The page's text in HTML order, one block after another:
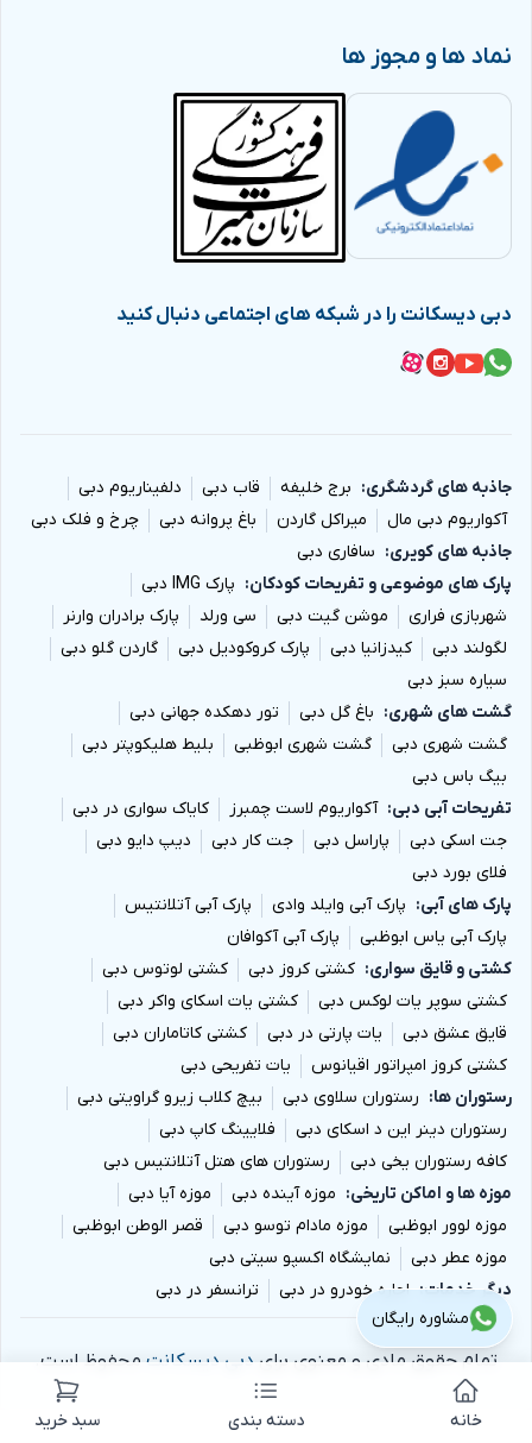
نماد ها و مجوز ها
دبی دیسکانت را در شبکه های اجتماعی دنبال کنید
جاذبه های گردشگری برج خلیفه قاب دبی
دلفیناریوم دبی
آکواریوم دبی مال
میراکل گاردن باغ پروانه دبی
چرخ و فلک دبی
جاذبه های کویری
سافاری دبی
پارک های موضوعی و تفریحات کودکان
پارک IMG دبی
شهربازی فراری
موشن گیت دبی سی ورلد
پارک برادران وارنر
لگولند دبی
کیدزانیا دبی پارک کروکودیل دبی
گاردن گلو دبی
سیاره سبز دبی
گشت های شهری
باغ گل دبی
تور دهکده جهانی دبی
گشت شهری دبی
گشت شهری ابوظبی
بلیط هلیکوپتر دبی
بیگ باس دبی
تفریحات آبی دبی
آکواریوم لاست چمبرز
کایاک سواری در دبی
جت اسکی دبی
پاراسل دبی جت کار دبی
دیپ دایو دبی
فلای بورد دبی
پارک های آبی
پارک آبی وایلد وادی
پارک آبی آتلانتیس
پارک آبی یاس ابوظبی
پارک آبی آکوافان
کشتی و قایق سواری
کشتی کروز دبی
کشتی لوتوس دبی
کشتی سوپر یات لوکس دبی
کشتی یات اسکای واکر دبی
قایق عشق دبی
یات پارتی در دبی
کشتی کاتاماران دبی
کشتی کروز امپراتور اقیانوس
یات تفریحی دبی
رستوران ها
رستوران سلاوی دبی
بیچ کلاب زیرو گراویتی دبی
رستوران دینر این د اسکای دبی
فلایینگ کاپ دبی
کافه رستوران یخی دبی
رستوران های هتل آتلانتیس دبی
موزه ها و اماکن تاریخی
موزه آینده دبی
موزه آیا دبی
موزه لوور ابوظبی
موزه مادام توسو دبی
قصر الوطن ابوظبی
موزه عطر دبی
نمایشگاه اکسپو سیتی دبی
دیگر خدمات
اجاره خودرو در دبی ترانسفر در دبی
تمام حقوق مادی و معنوی برای دبی دیسکانت محفوظ است.
مشاوره رایگان
خانه دسته بندی سبد خرید